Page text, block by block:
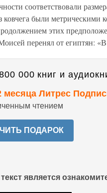
соответствовали
ковчега были метрическими
этих
перенял от египтян:
000 книг и
месяца Литрес
чтением
ПОДАРОК
является